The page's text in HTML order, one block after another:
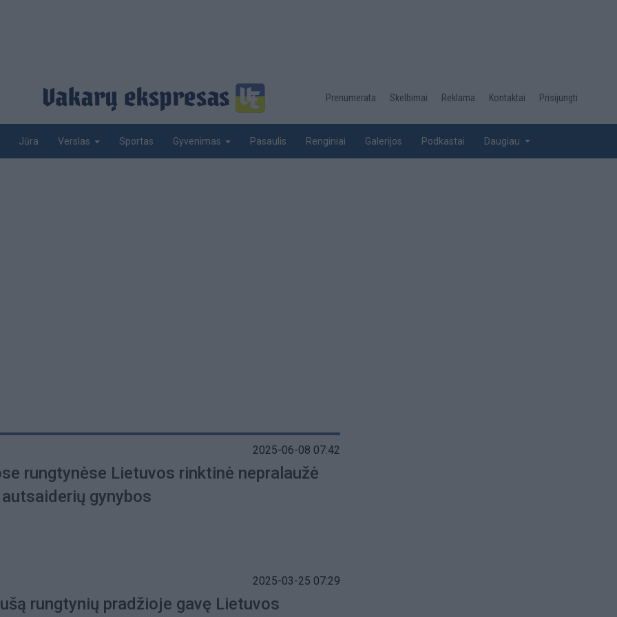
Desktop
top
Prenumerata Skelbimai Reklama Kontaktai Prisijungti
Jūra Verslas Sportas Gyvenimas Pasaulis Renginiai Galerijos Podkastai Daugiau
2025-06-08 07:42
rungtynėse Lietuvos rinktinė nepralaužė
gynybos
2025-03-25 07:29
rungtynių pradžioje gavę Lietuvos